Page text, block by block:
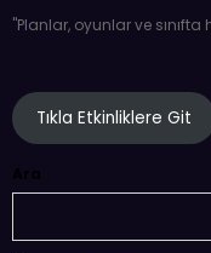
''Planlar, oyunlar ve
Tıkla Etkinliklere Git
Ara